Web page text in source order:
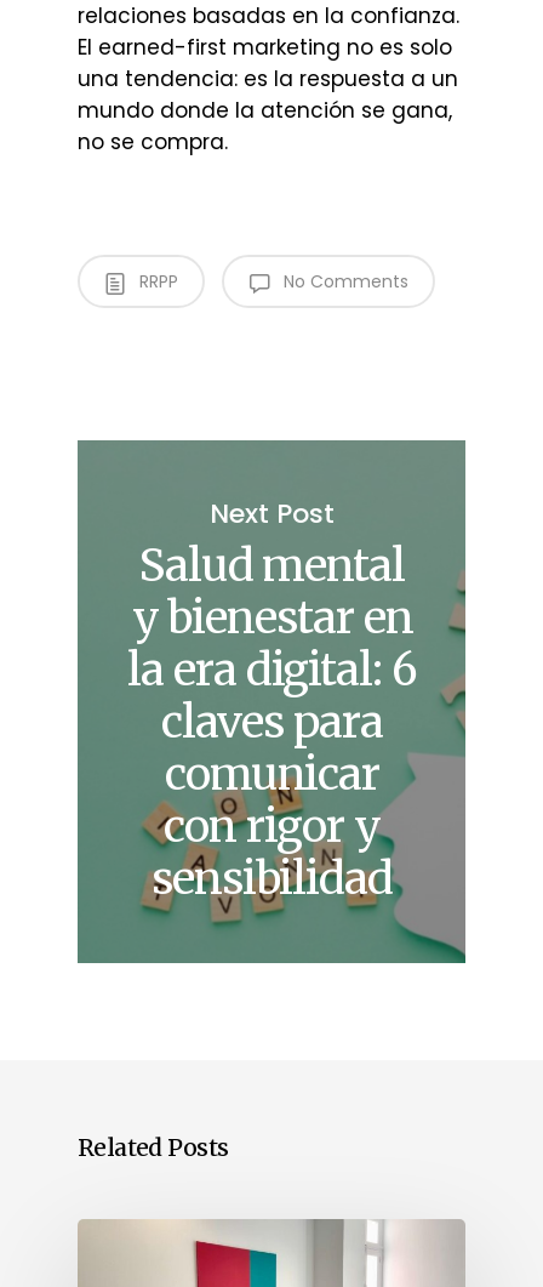
relaciones basadas en la confianza.
El earned-first marketing no es solo
una tendencia: es la respuesta a un
mundo donde la atención se gana,
no se compra.
RRPP No Comments
Next Post
Salud mental
y bienestar en
la era digital: 6
claves para
comunicar
con rigor y
sensibilidad
Related Posts